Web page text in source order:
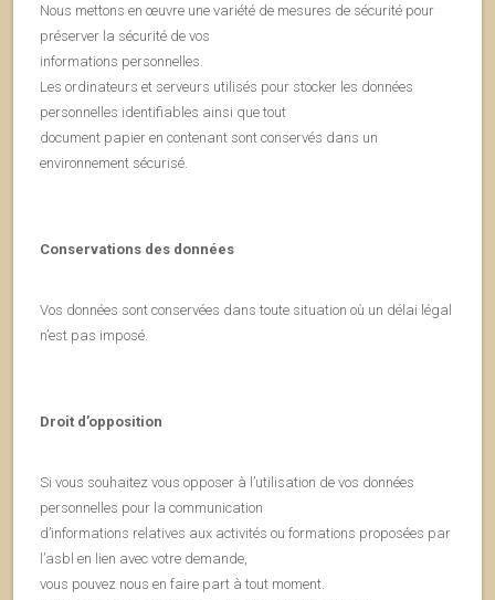
Nous mettons en œuvre une variété de mesures de sécurité pour
préserver la sécurité de vos
informations personnelles.
Les ordinateurs et serveurs utilisés pour stocker les données
personnelles identifiables ainsi que tout
document papier en contenant sont conservés dans un
environnement sécurisé.
Conservations des données
Vos données sont conservées dans toute situation où un délai légal
n’est pas imposé.
Droit d’opposition
Si vous souhaitez vous opposer à l’utilisation de vos données
personnelles pour la communication
d’informations relatives aux activités ou formations proposées par
l’asbl en lien avec votre demande,
vous pouvez nous en faire part à tout moment.